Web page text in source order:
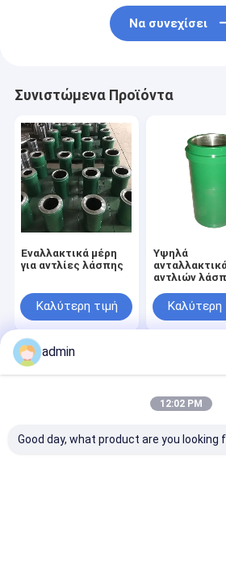
Να συνεχίσει
Συνιστώμενα Προϊόντα
Εναλλακτικά μέρη
για αντλίες λάσπης
Καλύτερη τιμή
Υψηλά
αντλιών
γραμμής
F800 αντλιών
Καλύτερη
Σελίδα
εμείς
Sitemap
Privacy
Rights Reserved.
admin
12:02 PM
Good day, what product are you looking